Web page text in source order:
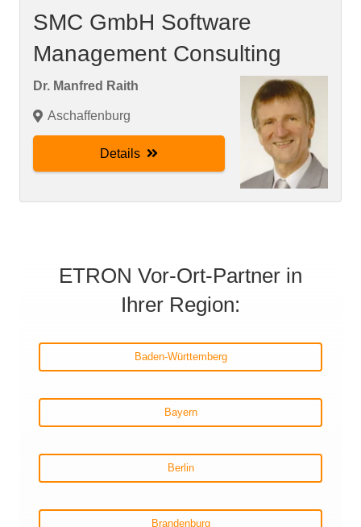
SMC GmbH Software
Management Consulting
Dr. Manfred Raith
Aschaffenburg
Details
ETRON Vor-Ort-Partner in
Ihrer Region:
Baden-Württemberg
Bayern
Berlin
Brandenburg